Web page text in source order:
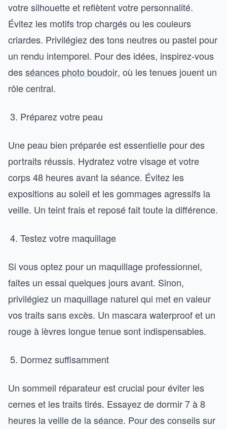
votre silhouette et reflètent votre personnalité.
Évitez les motifs trop chargés ou les couleurs
criardes. Privilégiez des tons neutres ou pastel pour
un rendu intemporel. Pour des idées, inspirez-vous
desséances photo boudoir, où les tenues jouent un
rôle central.
Préparez votre peau
Une peau bien préparée est essentielle pour des
portraits réussis. Hydratez votre visage et votre
corps 48 heures avant la séance. Évitez les
expositions au soleil et les gommages agressifs la
veille. Un teint frais et reposé fait toute la différence.
Testez votre maquillage
Si vous optez pour un maquillage professionnel,
faites un essai quelques jours avant. Sinon,
privilégiez un maquillage naturel qui met en valeur
vos traits sans excès. Un mascara waterproof et un
rouge à lèvres longue tenue sont indispensables.
Dormez suffisamment
Un sommeil réparateur est crucial pour éviter les
cernes et les traits tirés. Essayez de dormir 7 à 8
heures la veille de la séance. Pour des conseils sur